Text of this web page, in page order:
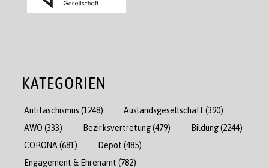
KATEGORIEN
Antifaschismus (1248) Auslandsgesellschaft (390)
AWO (333) Bezirksvertretung(479) Bildung(2244)
CORONA (681) Depot (485)
Engagement & Ehrenamt (782)